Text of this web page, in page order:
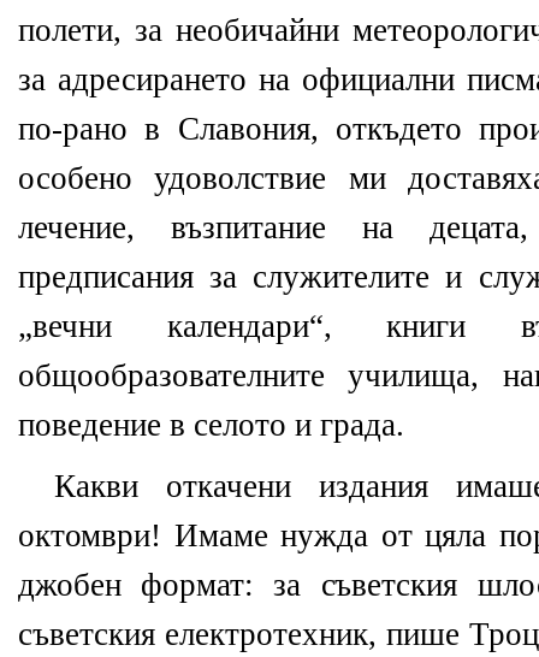
полети, за необичайни
за адресирането на официални
по-рано в Славония, откъдето
особено удоволствие ми
лечение, възпитание на
предписания за служителите и
„вечни календари“, книги
общообразователните училища,
поведение в селото и града.
Какви откачени издания
октомври! Имаме нужда от цяла
джобен формат: за съветския
съветския електротехник, пише